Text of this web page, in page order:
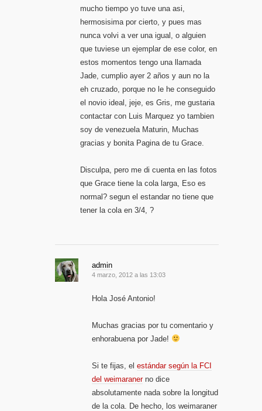
mucho tiempo yo tuve una asi,
hermosisima por cierto, y pues mas
nunca volvi a ver una igual, o alguien
que tuviese un ejemplar de ese color, en
estos momentos tengo una llamada
Jade, cumplio ayer 2 años y aun no la
eh cruzado, porque no le he conseguido
el novio ideal, jeje, es Gris, me gustaria
contactar con Luis Marquez yo tambien
soy de venezuela Maturin, Muchas
gracias y bonita Pagina de tu Grace.
Disculpa, pero me di cuenta en las fotos
que Grace tiene la cola larga, Eso es
normal? segun el estandar no tiene que
tener la cola en 3/4, ?
admin
4 marzo, 2012 a las 13:03
Hola José Antonio!
Muchas gracias por tu comentario y
enhorabuena por Jade!
Si te fijas, el estándar según la FCI
del weimaranerno dice
absolutamente nada sobre la longitud
de la cola. De hecho, los weimaraner